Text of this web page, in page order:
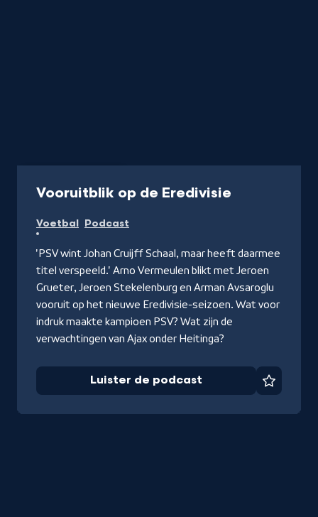
Vooruitblik op de Eredivisie
podcast
Voetbal Podcast
'PSV wint Johan Cruijff Schaal, maar heeft daarmee
titel verspeeld.' Arno Vermeulen blikt met Jeroen
Grueter, Jeroen Stekelenburg en Arman Avsaroglu
vooruit op het nieuwe Eredivisie-seizoen. Wat voor
indruk maakte kampioen PSV? Wat zijn de
verwachtingen van Ajax onder Heitinga?
Luister de podcast